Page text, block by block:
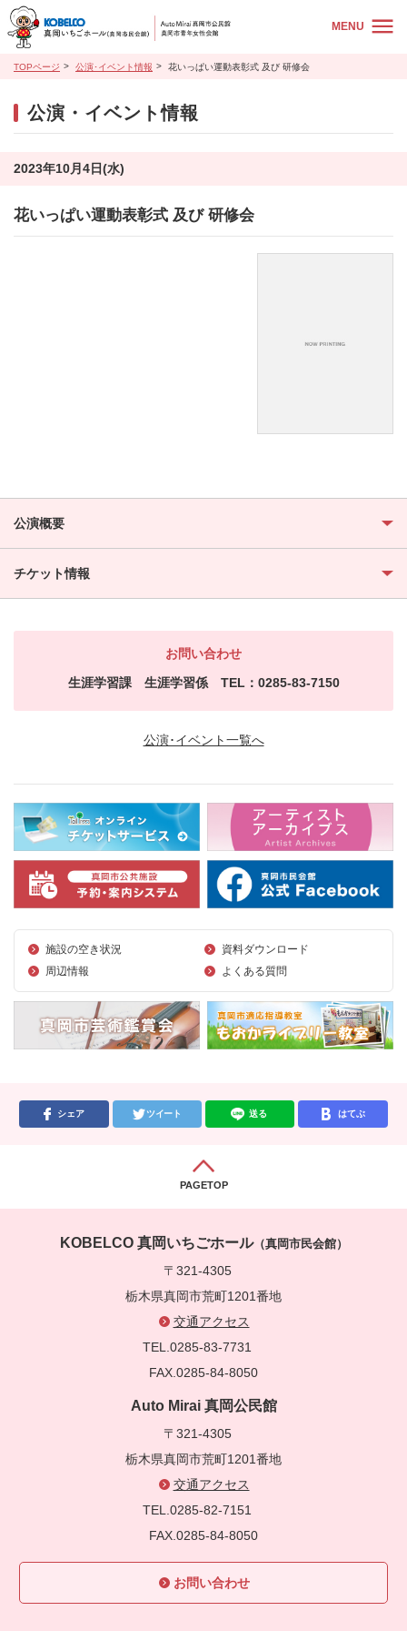
MENU
TOPページ 公演･イベント情報 花いっぱい運動表彰式 及び 研修会
公演・イベント情報
2023年10月4日(水)
花いっぱい運動表彰式 及び 研修会
公演概要
チケット情報
お問い合わせ
生涯学習課 生涯学習係 TEL：0285-83-7150
公演･イベント一覧へ
施設の空き状況
資料ダウンロード
周辺情報
よくある質問
シェア ツイート 送る はてぶ
PAGETOP
KOBELCO 真岡いちごホール（真岡市民会館）
〒321-4305
栃木県真岡市荒町1201番地
交通アクセス
TEL.0285-83-7731
FAX.0285-84-8050
Auto Mirai 真岡公民館
〒321-4305
栃木県真岡市荒町1201番地
交通アクセス
TEL.0285-82-7151
FAX.0285-84-8050
お問い合わせ